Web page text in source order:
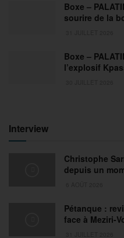
Boxe –
sourire de la
Boxe –
l’explosif
Interview
Christophe
depuis un
Pétanque :
face à Meziri-